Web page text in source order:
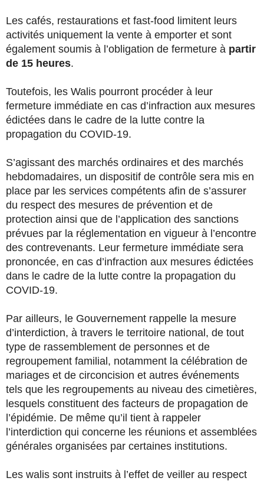
Les cafés, restaurations et fast-food limitent leurs
activités uniquement la vente à emporter et sont
également soumis à l’obligation de fermeture à partir
de 15 heures.
Toutefois, les Walis pourront procéder à leur
fermeture immédiate en cas d’infraction aux mesures
édictées dans le cadre de la lutte contre la
propagation du COVID-19.
S’agissant des marchés ordinaires et des marchés
hebdomadaires, un dispositif de contrôle sera mis en
place par les services compétents afin de s’assurer
du respect des mesures de prévention et de
protection ainsi que de l’application des sanctions
prévues par la réglementation en vigueur à l’encontre
des contrevenants. Leur fermeture immédiate sera
prononcée, en cas d’infraction aux mesures édictées
dans le cadre de la lutte contre la propagation du
COVID-19.
Par ailleurs, le Gouvernement rappelle la mesure
d’interdiction, à travers le territoire national, de tout
type de rassemblement de personnes et de
regroupement familial, notamment la célébration de
mariages et de circoncision et autres événements
tels que les regroupements au niveau des cimetières,
lesquels constituent des facteurs de propagation de
l’épidémie. De même qu’il tient à rappeler
l’interdiction qui concerne les réunions et assemblées
générales organisées par certaines institutions.
Les walis sont instruits à l’effet de veiller au respect